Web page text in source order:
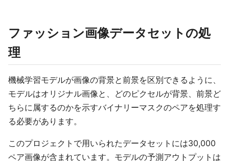
ファッション画像データセットの処
理
機械学習モデルが画像の背景と前景を区別できるように、
モデルはオリジナル画像と、どのピクセルが背景、前景ど
ちらに属するのかを示すバイナリーマスクのペアを処理す
る必要があります。
このプロジェクトで用いられたデータセットには30,000
ペア画像が含まれています。モデルの予測アウトプットは